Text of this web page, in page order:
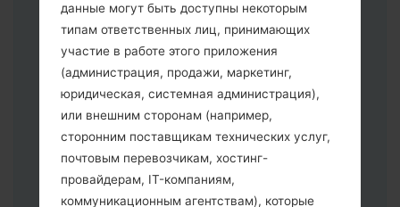
Далее загрузите и распакуйте файл
прошивки.
Вам необходимо 1 (Выбрать 1 файл
прошивки здесь) или 5 (Выбрать 5
файл прошивки здесь) файлов для
прошивки:
AP: "System & Recovery"
CP: "Modem & Radio"
CSC _ ***: "Country & Region & Operator"
данные могут быть доступны некоторым
типам ответственных лиц, принимающих
участие в работе этого приложения
(администрация, продажи, маркетинг,
юридическая, системная администрация),
или внешним сторонам (например,
сторонним поставщикам технических услуг,
почтовым перевозчикам, хостинг-
провайдерам, IT-компаниям,
коммуникационным агентствам), которые